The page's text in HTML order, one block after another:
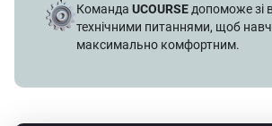
Команда UCOURSE допоможе зі
технічними питаннями, щоб
максимально комфортним.